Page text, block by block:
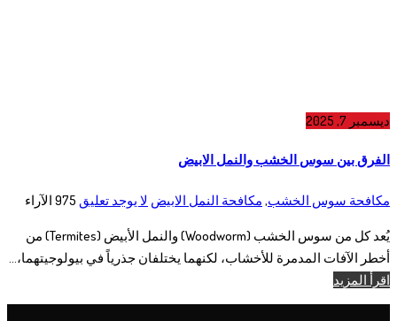
ديسمبر 7, 2025
الفرق بين سوس الخشب والنمل الابيض
مكافحة سوس الخشب,مكافحة النمل الابيض لا يوجد تعليق 975الآراء
يُعد كل من سوس الخشب (Woodworm) والنمل الأبيض (Termites) من
أخطر الآفات المدمرة للأخشاب، لكنهما يختلفان جذرياً في بيولوجيتهما،...
اقرأ المزيد